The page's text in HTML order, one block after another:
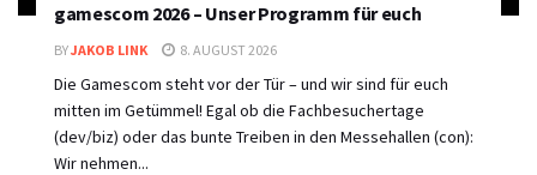
gamescom 2026 – Unser Programm für euch
BYJAKOB LINK 8. AUGUST 2026
Die Gamescom steht vor der Tür – und wir sind für euch
mitten im Getümmel! Egal ob die Fachbesuchertage
(dev/biz) oder das bunte Treiben in den Messehallen (con):
Wir nehmen...